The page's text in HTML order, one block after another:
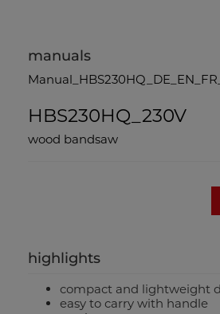
manuals
HBS230HQ_230V
wood bandsaw
highlights
compact and lightweight
easy to carry with handle